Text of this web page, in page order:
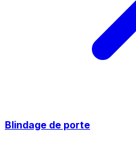
Blindage de porte